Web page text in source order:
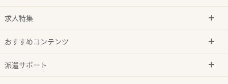
求人特集
おすすめコンテンツ
派遣サポート